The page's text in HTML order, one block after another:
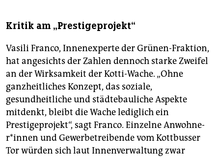
Kritik am „Prestigeprojekt“
Vasili Franco, Innenexperte der Grünen-Fraktion,
hat angesichts der Zahlen dennoch starke Zweifel
an der Wirksamkeit der Kotti-Wache. „Ohne
ganzheitliches Konzept, das soziale,
gesundheitliche und städtebauliche Aspekte
mitdenkt, bleibt die Wache lediglich ein
Prestigeprojekt“, sagt Franco. Einzelne An­woh­ne­
r*in­nen und Gewerbetreibende vom Kottbusser
Tor würden sich laut Innenverwaltung zwar